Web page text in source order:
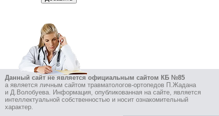
Данный сайт не является официальным сайтом КБ №85
а является личным сайтом травматологов-ортопедов П.Жадана
и Д.Волобуева. Информация, опубликованная на сайте, является
интеллектуальной собственностью и носит ознакомительный
характер.